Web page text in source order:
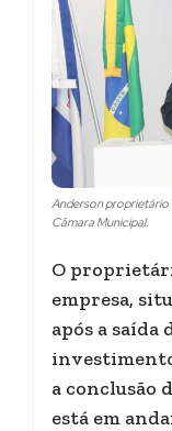
Anderson proprietário
Câmara Municipal.
O
empresa,
após a saída
a conclusão
está em